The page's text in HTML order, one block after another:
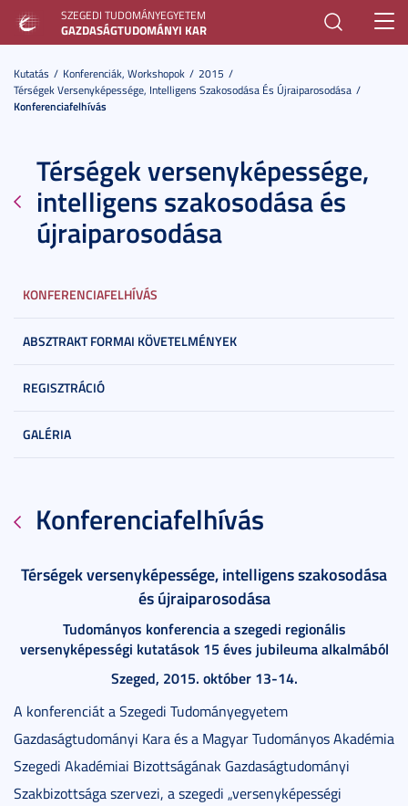
SZEGEDI TUDOMÁNYEGYETEM
GAZDASÁGTUDOMÁNYI KAR
Kutatás Konferenciák, Workshopok
2015
Térségek Versenyképessége, Intelligens Szakosodása És Újraiparosodása
Konferenciafelhívás
Térségek versenyképessége,
intelligens szakosodása és
újraiparosodása
KONFERENCIAFELHÍVÁS
ABSZTRAKT FORMAI KÖVETELMÉNYEK
REGISZTRÁCIÓ
GALÉRIA
Konferenciafelhívás
Térségek versenyképessége, intelligens szakosodása
és újraiparosodása
Tudományos konferencia a szegedi regionális
versenyképességi kutatások 15 éves jubileuma alkalmából
Szeged, 2015. október 13-14.
A konferenciát a Szegedi Tudományegyetem
Gazdaságtudományi Kara és a Magyar Tudományos Akadémia
Szegedi Akadémiai Bizottságának Gazdaságtudományi
Szakbizottsága szervezi, a szegedi „versenyképességi